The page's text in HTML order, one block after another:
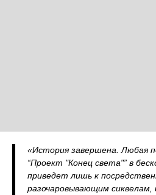
«История завершена. Любая
“Проект "Конец света"” в
приведет лишь к
разочаровывающим сиквелам,